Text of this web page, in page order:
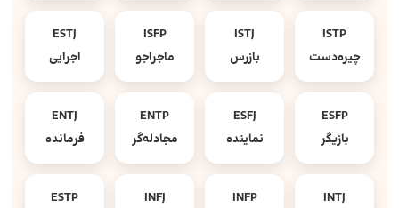
ISTP
چیره‌دست
ISTJ
بازرس
ISFP
ماجراجو
ESTJ
اجرایی
ESFP
بازیگر
ESFJ
نماینده
ENTP
مجادله‌گر
ENTJ
فرمانده
INTJ
INFP
INFJ
ESTP